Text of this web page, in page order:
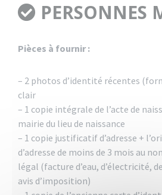
PERSONNES
Pièces à fournir :
– 2 photos d’identité récentes
clair
– 1 copie intégrale de l’acte de
mairie du lieu de naissance
– 1 copie justificatif d’adresse +
d’adresse de moins de 3 mois au
légal (facture d’eau, d’électricité,
avis d’imposition)